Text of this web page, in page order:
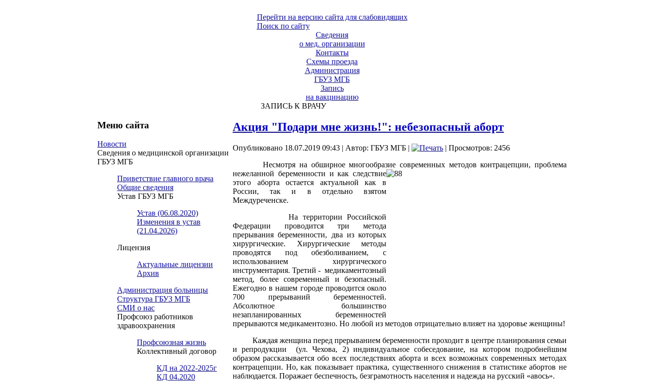
Перейти на версию сайта для слабовидящих
Поиск по сайту
Сведения
о мед. организации
Контакты
Схемы проезда
Администрация
ГБУЗ МГБ
Запись
на вакцинацию
ЗАПИСЬ К ВРАЧУ
Меню сайта
Новости
Сведения о медицинской организации
ГБУЗ МГБ
Приветствие главного врача
Общие сведения
Устав ГБУЗ МГБ
Устав (06.08.2020)
Изменения в устав
(21.04.2026)
Лицензия
Актуальные лицензии
Архив
Администрация больницы
Структура ГБУЗ МГБ
СМИ о нас
Профсоюз работников
здравоохранения
Профсоюзная жизнь
Коллективный договор
КД на 2022-2025г
КД 04.2020
Акция "Подари мне жизнь!": небезопасный аборт
Опубликовано 18.07.2019 09:43 | Автор: ГБУЗ МГБ |
| Просмотров: 2456
Несмотря на обширное многообразие современных методов контрацепции, проблема
нежеланной беременности и как следствие
этого аборта остается актуальной как в
России, так и в отдельно взятом
Междуреченске.
На территории Российской
Федерации проводится три метода
прерывания беременности, два из которых
хирургические. Хирургические методы
проводятся под обезболиванием, с
использованием хирургического
инструментария. Третий - медикаментозный
метод, более современный и безопасный.
Ежегодно в нашем городе проводится около
700 прерываний беременностей.
Абсолютное большинство
незапланированных беременностей
прерываются медикаментозно. Но любой из методов отрицательно влияет на здоровье женщины!
Каждая женщина перед прерыванием беременности проходит в центре планирования семьи
и репродукции
(ул. Чехова, 2) индивидуальное собеседование, на котором подробнейшим
образом рассказывается обо всех последствиях аборта и всех возможных современных методах
контрацепции. Но, как показывает практика, существенного снижения в статистике абортов не
наблюдается. Поражает беспечность, безграмотность населения и надежда на русский «авось».